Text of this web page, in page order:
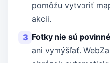
pomôžu vytvoriť
akcii.
3 Fotky nie sú
ani vymýšľať.